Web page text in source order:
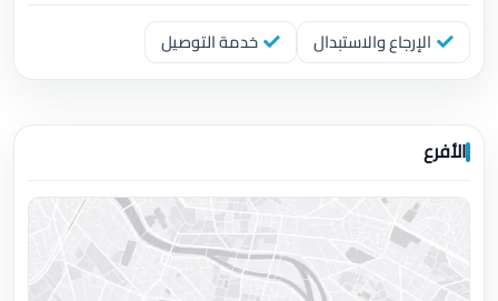
الإرجاع والاستبدال خدمة التوصيل
الأفرع